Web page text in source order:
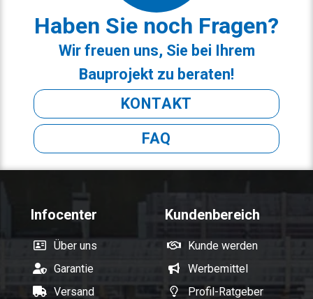
Haben Sie noch Fragen?
Wir freuen uns, Sie bei Ihrem
Bauprojekt zu beraten!
KONTAKT
FAQ
Infocenter
Über uns
Garantie
Versand
Kundenbereich
Kunde werden
Werbemittel
Profil-Ratgeber